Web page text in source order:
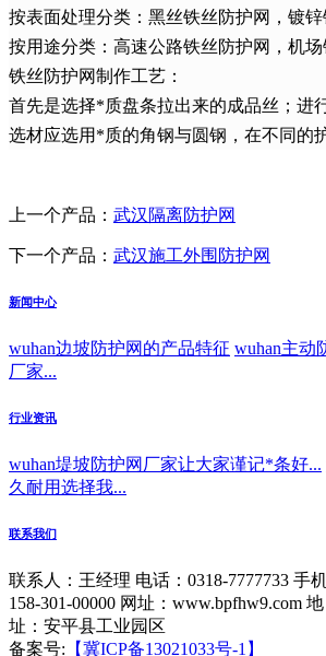
按表面处理分类：黑丝铁丝防护网，镀
按用途分类：高速公路铁丝防护网，机
铁丝防护网制作工艺：
首先是选择*质盘条拉出来的成品丝；进
选材应选用*质的角钢与圆钢，在不同的
上一个产品： 武汉隔离防护网
下一个产品： 武汉施工外围防护网
新闻中心
wuhan边坡防护网的产品特征 wuhan主动
厂家...
行业资讯
wuhan堤坡防护网厂家让大家谨记*条好...
久耐用选择我...
联系我们
联系人：王经理 电话：0318-7777733 手
158-301-00000 网址：www.bpfhw9.com 地
址：安平县工业园区
备案号: 【冀ICP备13021033号-1】